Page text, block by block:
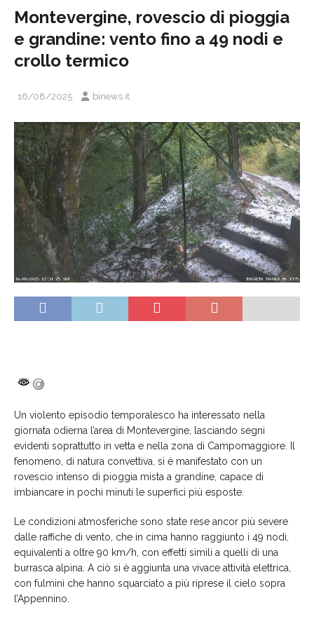
Montevergine, rovescio di pioggia
e grandine: vento fino a 49 nodi e
crollo termico
16/08/2025 binews.it
Un violento episodio temporalesco ha interessato nella
giornata odierna l’area di Montevergine, lasciando segni
evidenti soprattutto in vetta e nella zona di Campomaggiore. Il
fenomeno, di natura convettiva, si è manifestato con un
rovescio intenso di pioggia mista a grandine, capace di
imbiancare in pochi minuti le superfici più esposte.
Le condizioni atmosferiche sono state rese ancor più severe
dalle raffiche di vento, che in cima hanno raggiunto i 49 nodi,
equivalenti a oltre 90 km/h, con effetti simili a quelli di una
burrasca alpina. A ciò si è aggiunta una vivace attività elettrica,
con fulmini che hanno squarciato a più riprese il cielo sopra
l’Appennino.